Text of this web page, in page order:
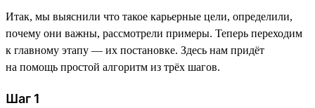
Итак, мы выяснили что такое карьерные цели, определили,
почему они важны, рассмотрели примеры. Теперь переходим
к главному этапу — их постановке. Здесь нам придёт
на помощь простой алгоритм из трёх шагов.
Шаг 1